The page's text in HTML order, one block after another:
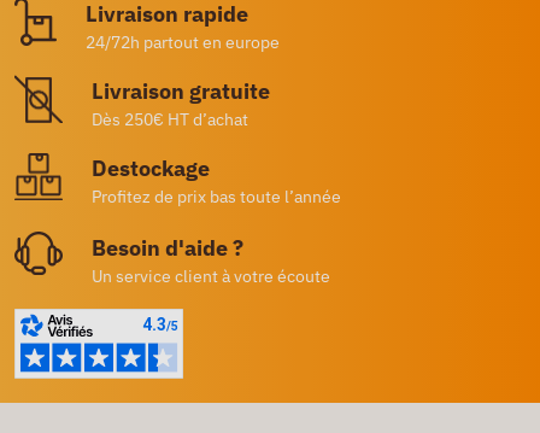
Livraison rapide
24/72h partout en europe
Livraison gratuite
Dès 250€ HT d’achat
Destockage
Profitez de prix bas toute l’année
Besoin d'aide ?
Un service client à votre écoute